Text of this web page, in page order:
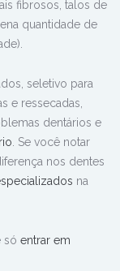
fibrosos, talos de
quantidade de
seletivo para
e ressecadas,
dentários e
. Se você notar
nos dentes
na
só entrar em